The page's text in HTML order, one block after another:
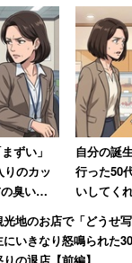
ずい」
のカッ
臭いが
ラダ」
自分の誕
行った50
いしてく
か？」と
光地のお店で「どうせ
にいきなり怒鳴られた